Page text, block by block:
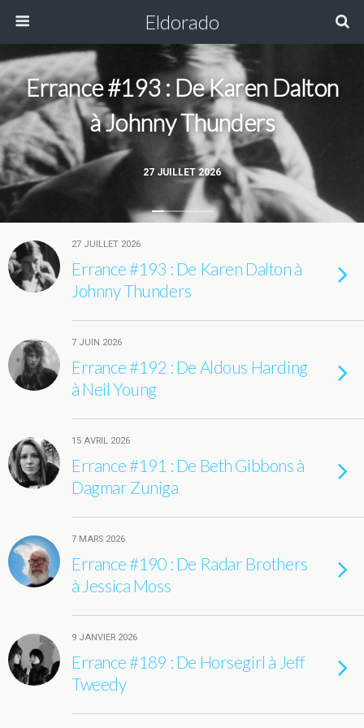
Eldorado
27 JUILLET 2026
Errance #193 : De Karen Dalton
à Johnny Thunders
27 JUILLET 2026
Errance #193 : De Karen Dalton à
Johnny Thunders
7 JUIN 2026
Errance #192 : De Aldous Harding
à Neil Young
15 AVRIL 2026
Errance #191 : De Beth Gibbons à
Dagmar Zuniga
7 MARS 2026
Errance #190 : De Radar Brothers
à Jessica Moss
9 JANVIER 2026
Errance #189 : De Horsegirl à Jeff
Tweedy